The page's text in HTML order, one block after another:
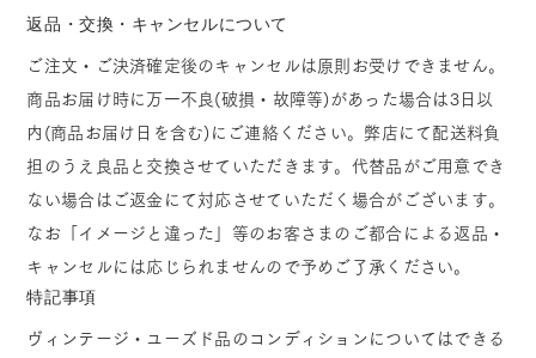
返品・交換・キャンセルについて
ご注文・ご決済確定後のキャンセルは原則お受けできません。
商品お届け時に万一不良(破損・故障等)があった場合は3日以
内(商品お届け日を含む)にご連絡ください。弊店にて配送料負
担のうえ良品と交換させていただきます。代替品がご用意でき
ない場合はご返金にて対応させていただく場合がございます。
なお「イメージと違った」等のお客さまのご都合による返品・
キャンセルには応じられませんので予めご了承ください。
特記事項
ヴィンテージ・ユーズド品のコンディションについてはできる